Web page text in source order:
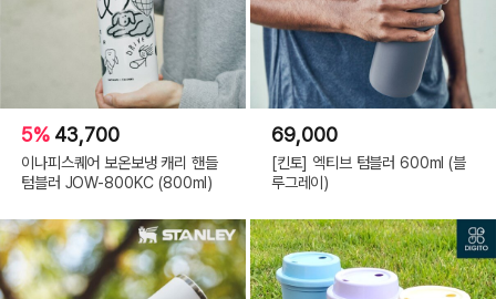
5% 43,700
이나피스퀘어 보온보냉 캐리 핸들
텀블러 JOW-800KC (800ml)
69,000
[킨토] 엑티브 텀블러 600ml (블
루그레이)